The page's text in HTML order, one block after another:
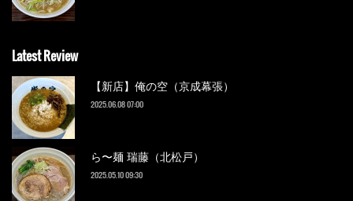
Latest Review
【新店】俺の空（京成幕張）
2025.06.08 07:00
ら〜麺 瑞藤（北松戸）
2025.05.10 09:30